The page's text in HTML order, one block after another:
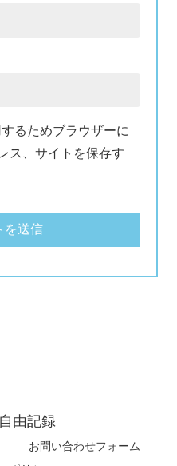
るためブラウザーに
ス、サイトを保存す
由記録
お問い合わせフォーム